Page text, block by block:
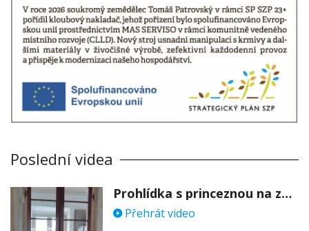
Poslední videa
Prohlídka s princeznou na zámku Stekník
Přehrát video